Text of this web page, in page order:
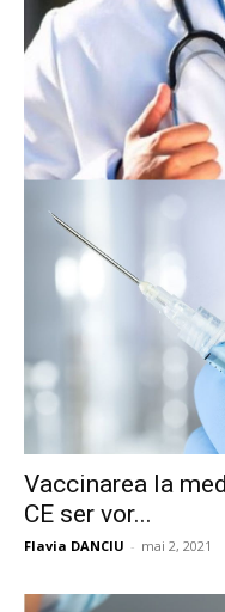
Vaccinarea la
CE ser vor...
Flavia DANCIU - mai 2, 2021